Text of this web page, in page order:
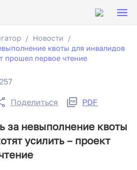
Новости
квоты для инвалидов
прошел первое чтение
Поделиться PDF
за невыполнение квоты
усилить – проект